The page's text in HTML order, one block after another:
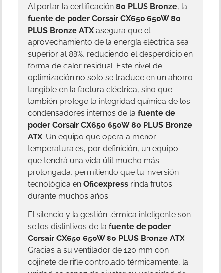
Al portar la certificación 80 PLUS Bronze, la
fuente de poder Corsair CX650 650W 80
PLUS Bronze ATXasegura que el
aprovechamiento de la energía eléctrica sea
superior al 88%, reduciendo el desperdicio en
forma de calor residual. Este nivel de
optimización no solo se traduce en un ahorro
tangible en la factura eléctrica, sino que
también protege la integridad química de los
condensadores internos de la fuente de
poder Corsair CX650 650W 80 PLUS Bronze
ATX. Un equipo que opera a menor
temperatura es, por definición, un equipo
que tendrá una vida útil mucho más
prolongada, permitiendo que tu inversión
tecnológica en Oficexpress rinda frutos
durante muchos años.
El silencio y la gestión térmica inteligente son
sellos distintivos de la fuente de poder
Corsair CX650 650W 80 PLUS Bronze ATX.
Gracias a su ventilador de 120 mm con
cojinete de rifle controlado térmicamente, la